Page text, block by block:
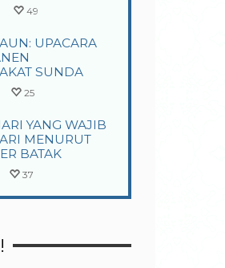
49
UPACARA
SUNDA
25
YANG WAJIB
MENURUT
BATAK
37